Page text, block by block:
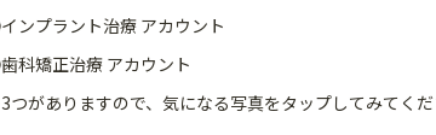
ンプラント治療 アカウント
科矯正治療 アカウント
つがありますので、 気になる写真をタップしてみてく